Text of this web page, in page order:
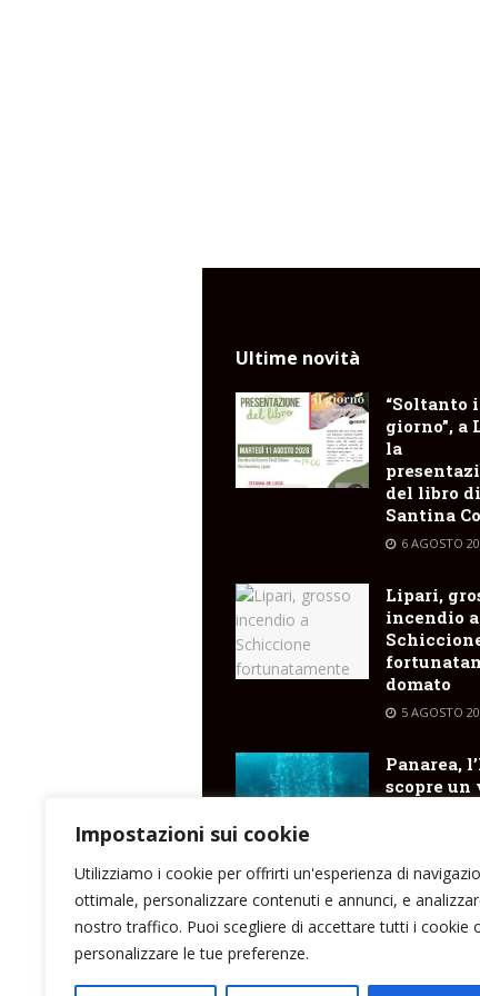
Impostazioni sui cookie
Utilizziamo i cookie per offrirti un'esperienza di
ottimale, personalizzare contenuti e annunci, e
nostro traffico. Puoi scegliere di accettare tutti i cookie
personalizzare le tue preferenze.
Ultime novità
“Soltanto
giorno”, a
la
del libro di
Santina
6 AGOSTO
Lipari,
incendio a
domato
5 AGOSTO
Panarea,
scopre un
5 AGOSTO